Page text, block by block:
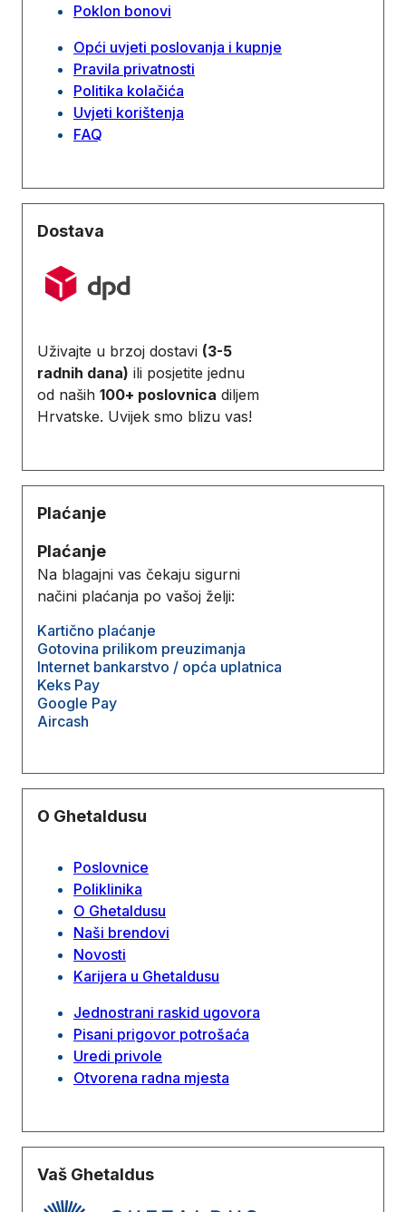
Poklon bonovi
Opći uvjeti poslovanja i kupnje
Pravila privatnosti
Politika kolačića
Uvjeti korištenja
FAQ
Dostava
Uživajte u brzoj dostavi (3-5
radnih dana) ili posjetite jednu
od naših 100+ poslovnica diljem
Hrvatske. Uvijek smo blizu vas!
Plaćanje
Plaćanje
Na blagajni vas čekaju sigurni
načini plaćanja po vašoj želji:
Kartično plaćanje
Gotovina prilikom preuzimanja
Internet bankarstvo / opća uplatnica
Keks Pay
Google Pay
Aircash
O Ghetaldusu
Poslovnice
Poliklinika
O Ghetaldusu
Naši brendovi
Novosti
Karijera u Ghetaldusu
Jednostrani raskid ugovora
Pisani prigovor potrošaća
Uredi privole
Otvorena radna mjesta
Vaš Ghetaldus